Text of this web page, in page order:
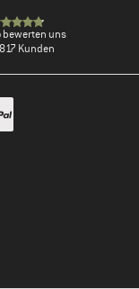
bewerten uns
Kunden